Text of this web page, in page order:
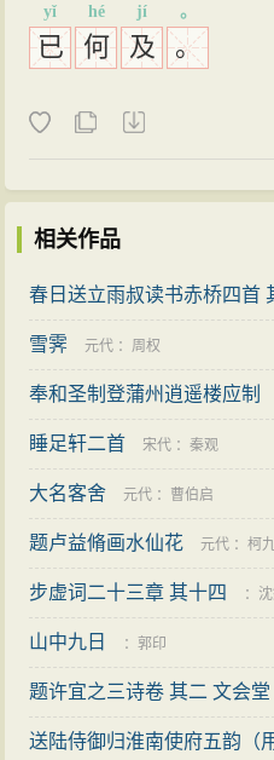
已
yǐ
何
hé
及
jí
。
。
相关作品
春日送立雨叔读书赤桥四首
雪霁 元代 ： 周权
奉和圣制登蒲州逍遥楼应制
睡足轩二首 宋代 ：秦观
大名客舍 元代 ： 曹伯启
题卢益脩画水仙花 元代 ：柯
步虚词二十三章 其十四 ：
山中九日 ：郭印
题许宜之三诗卷 其二 文会堂
送陆侍御归淮南使府五韵（